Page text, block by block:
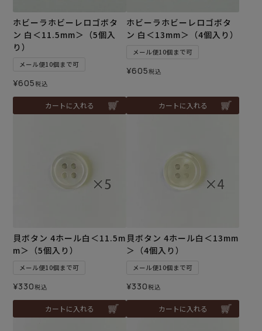
ホビーラホビーレロゴボタ
ン 白＜11.5mm＞（5個入
り）
メール便10個まで可
¥605税込
カートに入れる
ホビーラホビーレロゴボタ
ン 白＜13mm＞（4個入り）
メール便10個まで可
¥605税込
カートに入れる
貝ボタン 4ホール白＜11.5m
m＞（5個入り）
メール便10個まで可
¥330税込
カートに入れる
貝ボタン 4ホール白＜13mm
＞（4個入り）
メール便10個まで可
¥330税込
カートに入れる